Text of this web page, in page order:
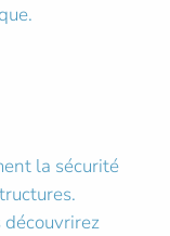
la sécurité
découvrirez